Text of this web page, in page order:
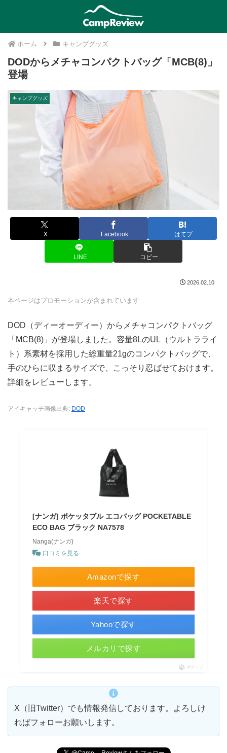
ホーム キャンプグッズ
DODからメチャコンパクトバッグ「MCB(8)」
登場
キャンプグッズ
X Facebook はてブ
LINE コピー
2026.02.10
本ページはプロモーションが含まれています
DOD（ディーオーディー）からメチャコンパクトバッグ
「MCB(8)」が登場しました。容量8LのUL（ウルトラライ
ト）系素材を採用した総重量21gのコンパクトバッグで、
手のひらに収まるサイズで、こっそり忍ばせておけます。
詳細をレビューします。
アイキャッチ画像出典: DOD
[ナンガ] ポケッタブル エコバッグ POCKETABLE
ECO BAG ブラック NA7578
Nanga(ナンガ)
口コミを見る
Amazonで探す
楽天で探す
Yahooで探す
メルカリで探す
ポチップ
X（旧Twitter）でも情報発信しております。よろしけ
ればフォローお願いします。